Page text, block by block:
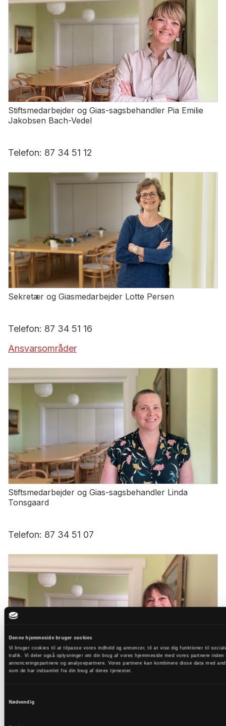
Denne hjemmeside bruger cookies
Vi bruger cookies til at tilpasse vores indhold og annoncer, til at vise dig funktioner til
trafik. Vi deler også oplysninger om din brug af vores hjemmeside med vores partnere inden
annonceringspartnere og analysepartnere. Vores partnere kan kombinere disse data med
som de har indsamlet fra din brug af deres tjenester.
Nødvendig
Stiftsmedarbejder og Gias-sagsbehandler Pia Emilie
Jakobsen Bach-Vedel
Telefon: 87 34 51 12
Sekretær og Giasmedarbejder Lotte Persen
Telefon: 87 34 51 16
Ansvarsområder
Stiftsmedarbejder og Gias-sagsbehandler Linda
Tonsgaard
Telefon: 87 34 51 07